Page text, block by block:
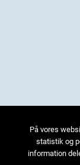
På vores
statistik og
information